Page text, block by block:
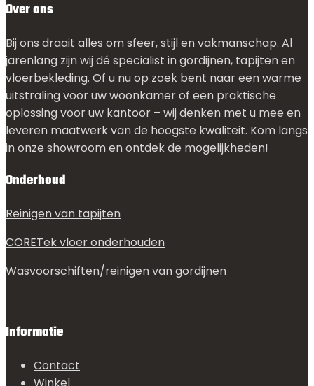
Over ons
Bij ons draait alles om sfeer, stijl en vakmanschap. Al
jarenlang zijn wij dé specialist in gordijnen, tapijten en
vloerbekleding. Of u nu op zoek bent naar een warme
uitstraling voor uw woonkamer of een praktische
oplossing voor uw kantoor – wij denken met u mee en
leveren maatwerk van de hoogste kwaliteit. Kom langs
in onze showroom en ontdek de mogelijkheden!
Onderhoud
Reinigen van tapijten
CORETek vloer onderhouden
Wasvoorschiften/reinigen van gordijnen
Informatie
Contact